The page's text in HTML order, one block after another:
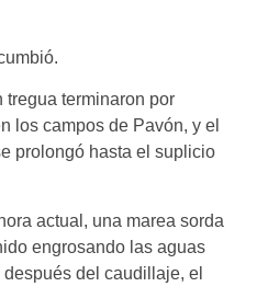
tregua terminaron por
los campos de Pavón, y el
prolongó hasta el suplicio
actual, una marea sorda
engrosando las aguas
del caudillaje, el